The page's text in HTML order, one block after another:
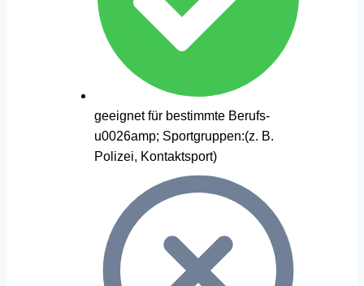
geeignet für bestimmte Berufs-
u0026amp; Sportgruppen:(z. B.
Polizei, Kontaktsport)